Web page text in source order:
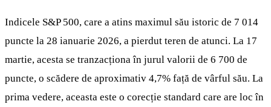
Indicele S&P 500, care a atins maximul său istoric de 7 014
puncte la 28 ianuarie 2026, a pierdut teren de atunci. La 17
martie, acesta se tranzacționa în jurul valorii de 6 700 de
puncte, o scădere de aproximativ 4,7% față de vârful său. La
prima vedere, aceasta este o corecție standard care are loc în